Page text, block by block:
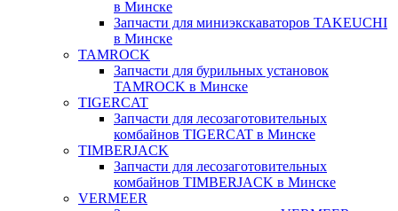
в Минске
Запчасти для миниэкскаваторов TAKEUCHI
в Минске
TAMROCK
Запчасти для бурильных установок
TAMROCK в Минске
TIGERCAT
Запчасти для лесозаготовительных
комбайнов TIGERCAT в Минске
TIMBERJACK
Запчасти для лесозаготовительных
комбайнов TIMBERJACK в Минске
VERMEER